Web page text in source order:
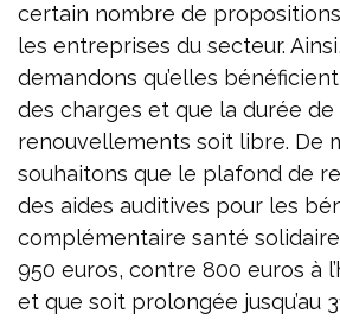
certain nombre de
les entreprises du secteur.
demandons qu’elles
des charges et que la durée de
renouvellements soit libre. De
souhaitons que le plafond de
des aides auditives pour les
complémentaire santé
950 euros, contre 800 euros à
et que soit prolongée jusqu’au